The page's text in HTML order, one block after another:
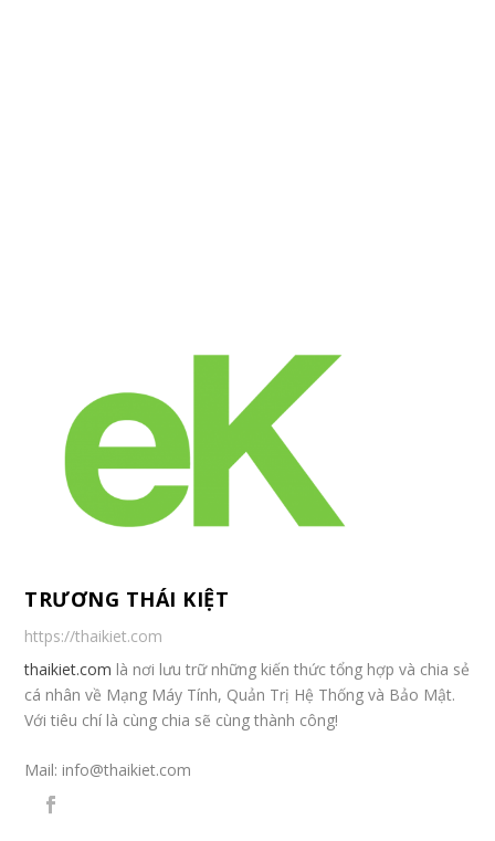
TRƯƠNG THÁI KIỆT
https://thaikiet.com
thaikiet.com là nơi lưu trữ những kiến thức tổng hợp và chia sẻ
cá nhân về Mạng Máy Tính, Quản Trị Hệ Thống và Bảo Mật.
Với tiêu chí là cùng chia sẽ cùng thành công!
Mail: info@thaikiet.com